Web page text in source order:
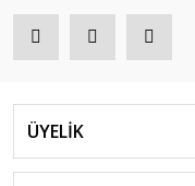
ÜYELİK